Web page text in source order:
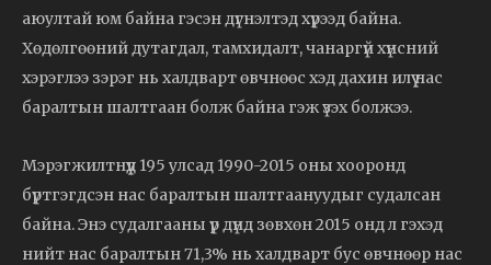
аюултай юм байна гэсэн дүгнэлтэд хүрээд байна.
Хөдөлгөөний дутагдал, тамхидалт, чанаргүй хүнсний
хэрэглээ зэрэг нь халдварт өвчнөөс хэд дахин илүү нас
баралтын шалтгаан болж байна гэж үзэх болжээ.
Мэрэгжилтнүүд 195 улсад 1990-2015 оны хооронд
бүртгэгдсэн нас баралтын шалтгаануудыг судалсан
байна. Энэ судалгааны үр дүнд зөвхөн 2015 онд л гэхэд
нийт нас баралтын 71,3% нь халдварт бус өвчнөөр нас